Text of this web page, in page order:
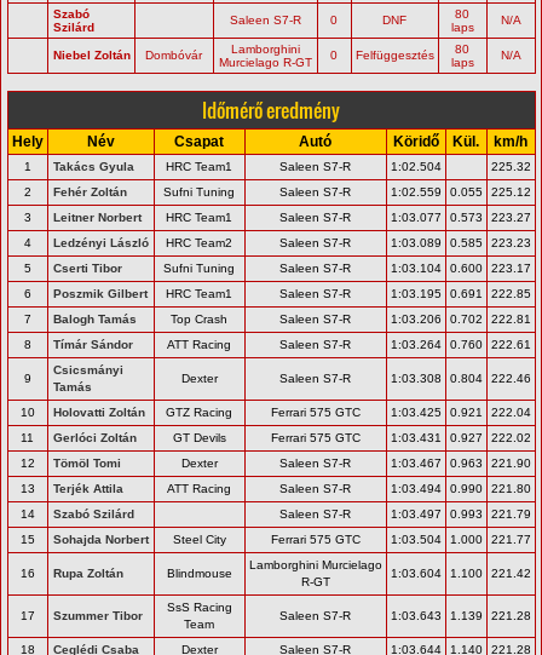
Szabó
Szilárd
Saleen S7-R 0 DNF
80
laps
N/A
Niebel Zoltán Dombóvár
Lamborghini
Murcielago R-GT
0 Felfüggesztés
80
laps
N/A
Időmérő eredmény
Hely Név Csapat Autó Köridő Kül. km/h
1 Takács Gyula HRC Team1 Saleen S7-R 1:02.504
225.32
2
Fehér Zoltán Sufni Tuning Saleen S7-R 1:02.559 0.055
225.12
3
Leitner Norbert HRC Team1 Saleen S7-R 1:03.077 0.573
223.27
4
Ledzényi László HRC Team2 Saleen S7-R 1:03.089 0.585
223.23
5
Cserti Tibor Sufni Tuning Saleen S7-R 1:03.104 0.600
223.17
6
Poszmik Gilbert HRC Team1 Saleen S7-R 1:03.195 0.691
222.85
7
Balogh Tamás Top Crash Saleen S7-R 1:03.206 0.702
222.81
8
Tímár Sándor ATT Racing Saleen S7-R 1:03.264 0.760 222.61
9
Csicsmányi
Tamás
Dexter Saleen S7-R 1:03.308 0.804 222.46
10 Holovatti Zoltán GTZ Racing Ferrari 575 GTC 1:03.425 0.921
222.04
11
Gerlóci Zoltán GT Devils Ferrari 575 GTC 1:03.431 0.927
222.02
12
Tömöl Tomi Dexter Saleen S7-R 1:03.467 0.963
221.90
13
Terjék Attila ATT Racing Saleen S7-R 1:03.494 0.990
221.80
14
Szabó Szilárd Saleen S7-R 1:03.497 0.993
221.79
15
Sohajda Norbert Steel City Ferrari 575 GTC 1:03.504 1.000 221.77
16 Rupa Zoltán Blindmouse
Lamborghini Murcielago
R-GT
1:03.604 1.100 221.42
17 Szummer Tibor
SsS Racing
Team
Saleen S7-R 1:03.643 1.139 221.28
18 Ceglédi Csaba Dexter Saleen S7-R 1:03.644 1.140 221.28